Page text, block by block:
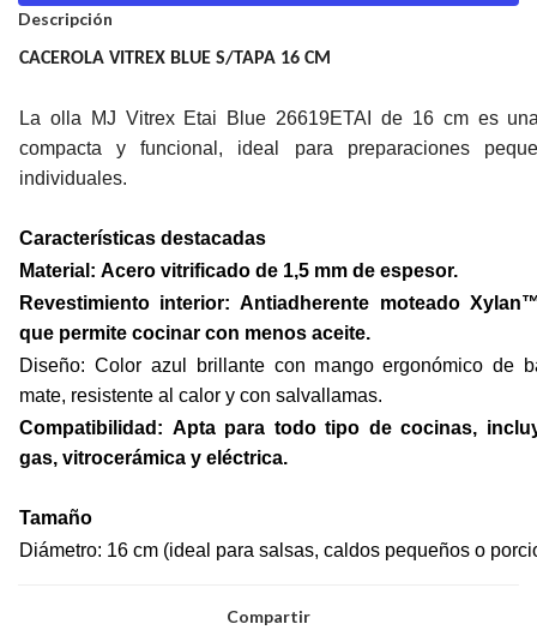
Descripción
CACEROLA VITREX BLUE S/TAPA 16 CM
La olla MJ Vitrex Etai Blue 26619ETAI de 16 cm es
compacta y funcional, ideal para preparaciones
individuales.
Características destacadas
Material: Acero vitrificado de 1,5 mm de espesor.
Revestimiento interior:Antiadherente moteado
que permite cocinar con menos aceite.
Diseño: Color azul brillante con mango ergonómico de
mate, resistente al calor y con salvallamas.
Compatibilidad: Apta para todo tipo de cocinas,
gas, vitrocerámica y eléctrica.
Tamaño
Diámetro: 16 cm (ideal para salsas, caldos pequeños o
Compartir